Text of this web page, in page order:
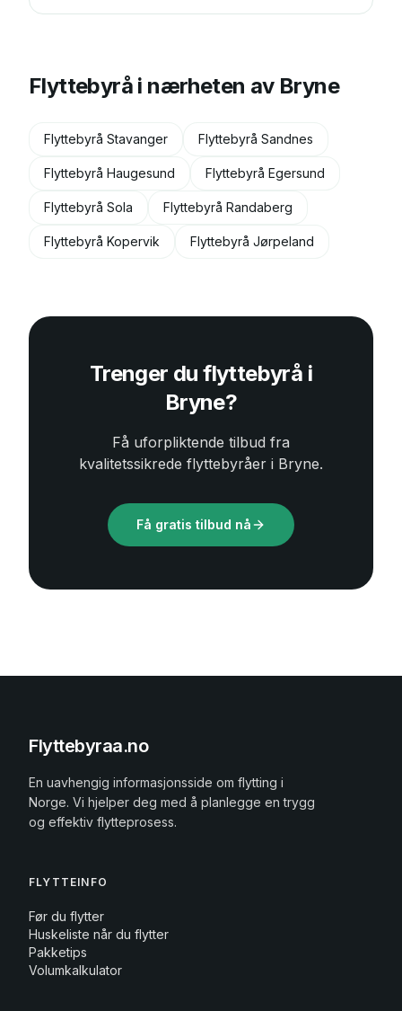
Flyttebyrå i nærheten av Bryne
Flyttebyrå Stavanger Flyttebyrå Sandnes
Flyttebyrå Haugesund Flyttebyrå Egersund
Flyttebyrå Sola Flyttebyrå Randaberg
Flyttebyrå Kopervik Flyttebyrå Jørpeland
Trenger du flyttebyrå i
Bryne?
Få uforpliktende tilbud fra
kvalitetssikrede flyttebyråer i Bryne.
Få gratis tilbud nå
Flyttebyraa.no
En uavhengig informasjonsside om flytting i
Norge. Vi hjelper deg med å planlegge en trygg
og effektiv flytteprosess.
FLYTTEINFO
Før du flytter
Huskeliste når du flytter
Pakketips
Volumkalkulator